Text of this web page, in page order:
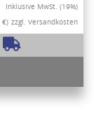
Inklusive MwSt. (19%)
€) zzgl. Versandkosten